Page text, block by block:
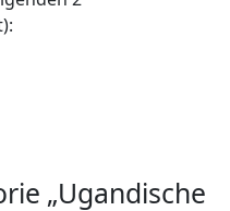
„Ugandische